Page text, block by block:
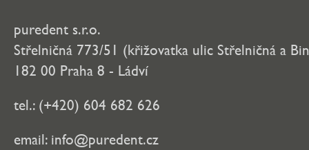
puredent s.r.o.
Střelničná 773/51 (křižovatka ulic Střelničná a
182 00 Praha 8 - Ládví
tel.: (+420) 604 682 626
email: info@puredent.cz